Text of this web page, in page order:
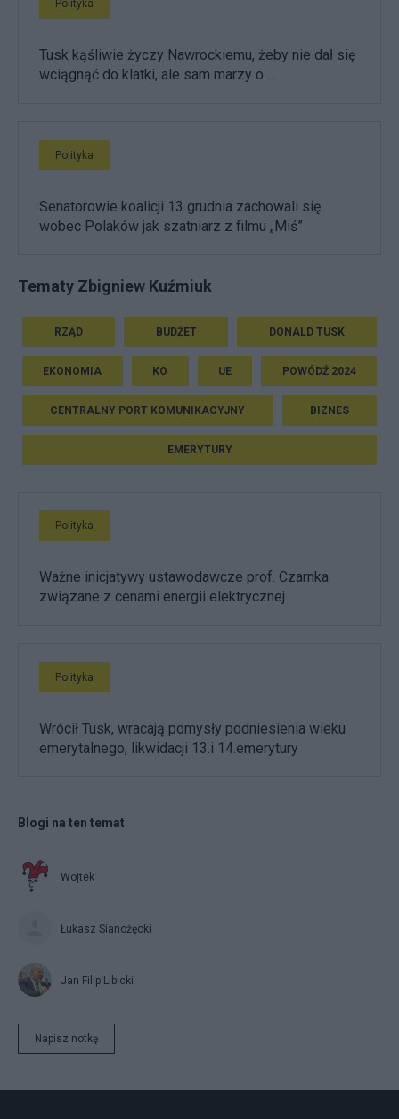
Polityka
Tusk kąśliwie życzy Nawrockiemu, żeby nie dał się
wciągnąć do klatki, ale sam marzy o ...
Polityka
Senatorowie koalicji 13 grudnia zachowali się
wobec Polaków jak szatniarz z filmu „Miś”
Tematy Zbigniew Kuźmiuk
RZĄD BUDŻET DONALD TUSK
EKONOMIA KO UE POWÓDŹ 2024
CENTRALNY PORT KOMUNIKACYJNY BIZNES
EMERYTURY
Polityka
Ważne inicjatywy ustawodawcze prof. Czarnka
związane z cenami energii elektrycznej
Polityka
Wrócił Tusk, wracają pomysły podniesienia wieku
emerytalnego, likwidacji 13.i 14.emerytury
Blogi na ten temat
Wojtek
Łukasz Sianożęcki
Jan Filip Libicki
Napisz notkę